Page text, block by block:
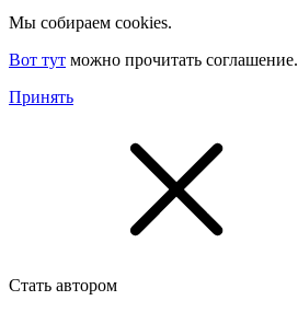
Мы собираем cookies.
Вот тут можно прочитать соглашение.
Принять
Стать автором